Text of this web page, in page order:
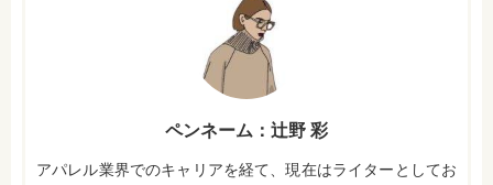
ペンネーム：辻野 彩
アパレル業界でのキャリアを経て、現在はライターとしてお